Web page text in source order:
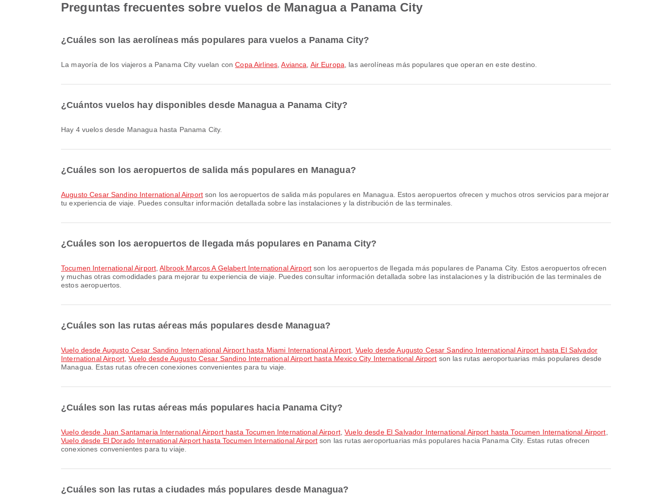
Preguntas frecuentes sobre vuelos de Managua a Panama City
¿Cuáles son las aerolíneas más populares para vuelos a Panama City?
La mayoría de los viajeros a Panama City vuelan conCopa Airlines ,Avianca Air Europa , las aerolíneas más populares que operan en este destino.
¿Cuántos vuelos hay disponibles desde Managua a Panama City?
Hay 4 vuelos desde Managua hasta Panama City.
¿Cuáles son los aeropuertos de salida más populares en Managua?
Augusto Cesar Sandino International Airport son los aeropuertos de salida más populares en Managua. Estos aeropuertos ofrecen y muchos otros servicios para mejorar
tu experiencia de viaje. Puedes consultar información detallada sobre las instalaciones y la distribución de las terminales.
¿Cuáles son los aeropuertos de llegada más populares en Panama City?
Tocumen International Airport ,Albrook Marcos A Gelabert International Airportson los aeropuertos de llegada más populares de Panama City. Estos aeropuertos ofrecen
y muchas otras comodidades para mejorar tu experiencia de viaje. Puedes consultar información detallada sobre las instalaciones y la distribución de las terminales de
estos aeropuertos.
¿Cuáles son las rutas aéreas más populares desde Managua?
Vuelo desde Augusto Cesar Sandino International Airport hasta Miami International Airport Vuelo desde Augusto Cesar Sandino International Airport hasta El Salvador
International Airport,Vuelo desde Augusto Cesar Sandino International Airport hasta Mexico City International Airport son las rutas aeroportuarias más populares desde
Managua. Estas rutas ofrecen conexiones convenientes para tu viaje.
¿Cuáles son las rutas aéreas más populares hacia Panama City?
Vuelo desde Juan Santamaria International Airport hasta Tocumen International Airport,Vuelo desde El Salvador International Airport hasta Tocumen International Airport
Vuelo desde El Dorado International Airport hasta Tocumen International Airport son las rutas aeroportuarias más populares hacia Panama City. Estas rutas ofrecen
conexiones convenientes para tu viaje.
¿Cuáles son las rutas a ciudades más populares desde Managua?